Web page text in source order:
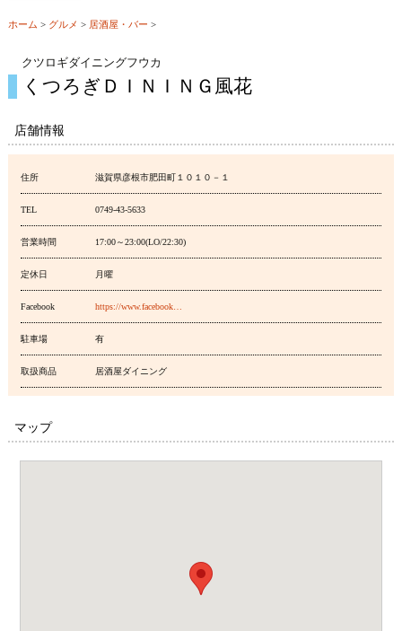
ホーム > グルメ > 居酒屋・バー >
クツロギダイニングフウカ
くつろぎＤＩＮＩＮＧ風花
店舗情報
住所 滋賀県彦根市肥田町１０１０－１
TEL 0749-43-5633
営業時間 17:00～23:00(LO/22:30)
定休日 月曜
Facebook https://www.facebook…
駐車場 有
取扱商品 居酒屋ダイニング
マップ